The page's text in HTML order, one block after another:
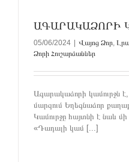
ԱԳԱՐԱԿԱՁՈՐԻ
05/06/2024 Վայոց Ձոր,
Ձորի Հուշարձաններ
Ագարակաձորի կամուրջն է,
մարզում Եղեգնաձոր
Կամուրջը հայտնի է նաև մի
«Դադալի կամ [...]